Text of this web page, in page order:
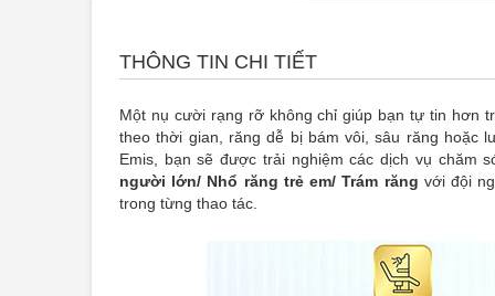
- Áp dụng cho dịch vụ Cạo vôi, đánh bóng/ Điều
người lớn/ Nhổ răng trẻ em/ Trám răng tại Nha
THÔNG TIN CHI TIẾT
Một nụ cười rạng rỡ không chỉ giúp bạn tự tin hơn
theo thời gian, răng dễ bị bám vôi, sâu răng hoặc
Emis, bạn sẽ được trải nghiệm các dịch vụ chăm
người lớn/ Nhổ răng trẻ em/ Trám răng với đội
trong từng thao tác.